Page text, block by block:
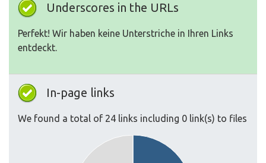
Underscores in the URLs
Perfekt! Wir haben keine Unterstriche in Ihren Links
entdeckt.
In-page links
We found a total of 24 links including 0 link(s) to files